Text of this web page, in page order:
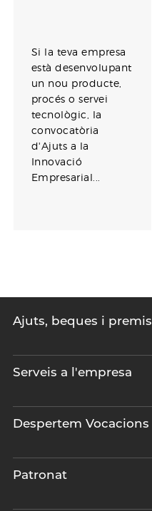
Si la teva empresa
està desenvolupant
un nou producte,
procés o servei
tecnològic, la
convocatòria
d'Ajuts a la
Innovació
Empresarial...
Ajuts, beques i premis
Serveis a l'empresa
Despertem Vocacions
Patronat